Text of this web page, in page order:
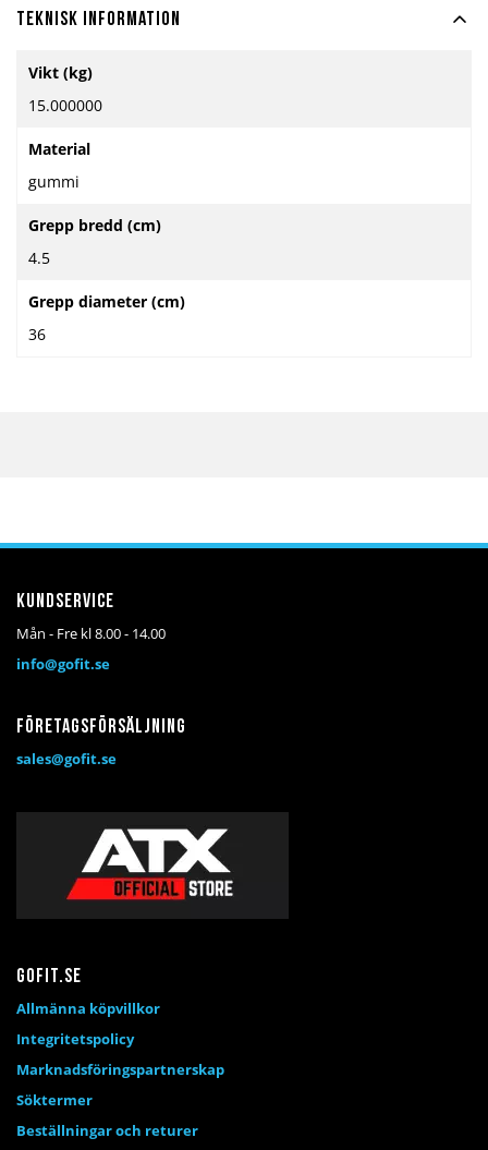
Teknisk information
information
Vikt (kg)
15.000000
Material
gummi
Grepp bredd (cm)
4.5
Grepp diameter (cm)
36
Kundservice
Mån - Fre kl 8.00 - 14.00
info@gofit.se
Företagsförsäljning
sales@gofit.se
Gofit.se
Allmänna köpvillkor
Integritetspolicy
Marknadsföringspartnerskap
Söktermer
Beställningar och returer